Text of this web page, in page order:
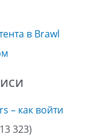
в Brawl
– как войти
323)